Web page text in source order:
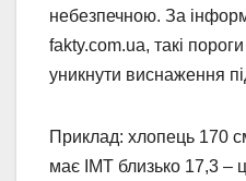
небезпечною. За
fakty.com.ua, такі
уникнути виснаження
Приклад: хлопець 170
має ІМТ близько 17,3 –